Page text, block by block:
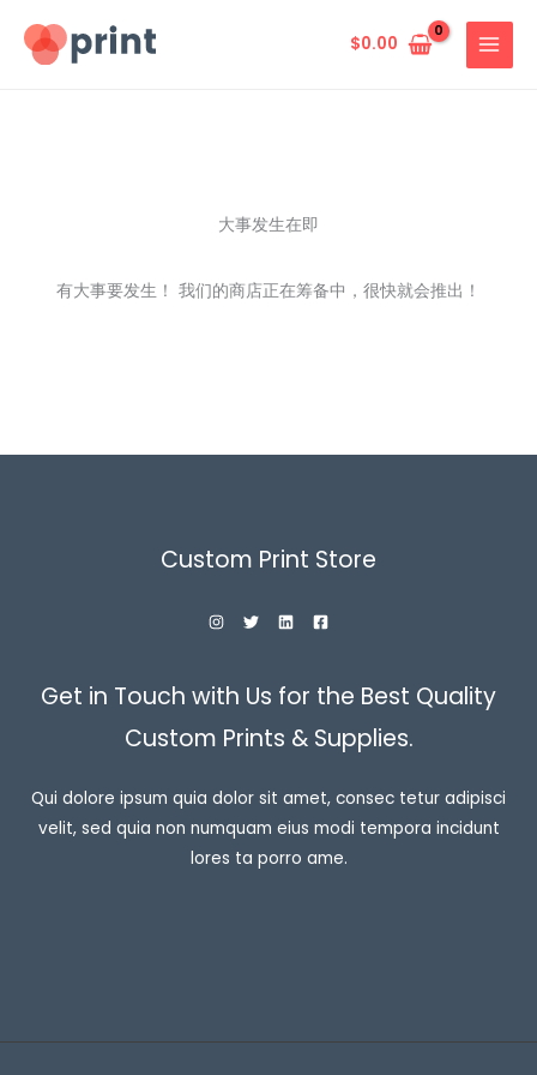
$0.00
大事发生在即
有大事要发生！ 我们的商店正在筹备中，很快就会推出！
Custom Print Store
Get in Touch with Us for the Best Quality
Custom Prints & Supplies.
Qui dolore ipsum quia dolor sit amet, consec tetur adipisci
velit, sed quia non numquam eius modi tempora incidunt
lores ta porro ame.